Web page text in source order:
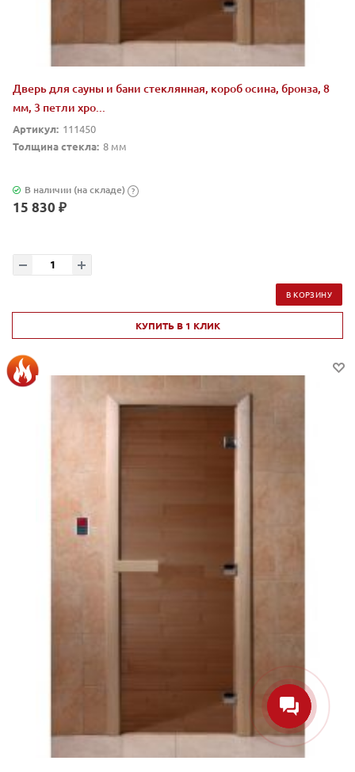
Дверь для сауны и бани стеклянная, короб осина, бронза, 8
мм, 3 петли хро...
Артикул: 111450
Толщина стекла: 8 мм
В наличии (на складе) ?
15 830 ₽
В КОРЗИНУ
КУПИТЬ В 1 КЛИК